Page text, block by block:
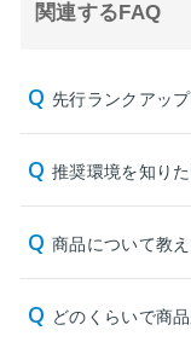
関連するFAQ
先行ランクアッ
推奨環境を知り
商品について教
どのくらいで商